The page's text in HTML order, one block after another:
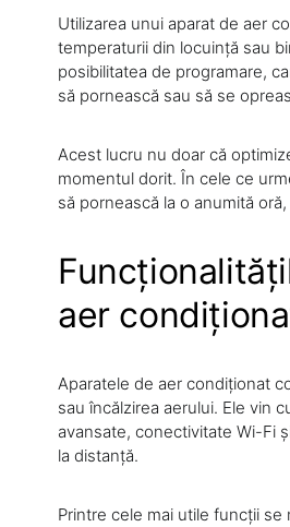
Utilizarea unui aparat de aer
temperaturii din locuință sau
posibilitatea de programare,
să pornească sau să se
Acest lucru nu doar că
momentul dorit. În cele ce
să pornească la o anumită
aer
Aparatele de aer condiționat
sau încălzirea aerului. Ele vin
avansate, conectivitate Wi-Fi
la distanță.
Printre cele mai utile funcții